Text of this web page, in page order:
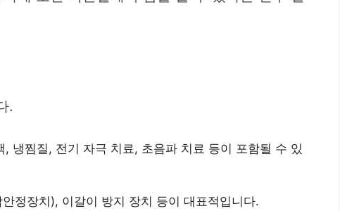
.
냉찜질, 전기 자극 치료, 초음파 치료 등이 포함될 수 있
정장치), 이갈이 방지 장치 등이 대표적입니다.